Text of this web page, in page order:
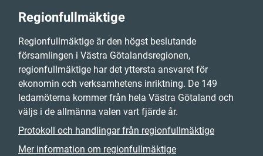
Regionfullmäktige
Regionfullmäktige är den högst beslutande
församlingen i Västra Götalandsregionen,
regionfullmäktige har det yttersta ansvaret för
ekonomin och verksamhetens inriktning. De 149
ledamöterna kommer från hela Västra Götaland och
väljs i de allmänna valen vart fjärde år.
Protokoll och handlingar från regionfullmäktige
Mer information om regionfullmäktige